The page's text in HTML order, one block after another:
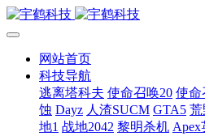
网站首页
科技导航
逃离塔科夫 使命召唤20 使命
蚀 Dayz 人渣SUCM GTA5 荒
地1 战地2042 黎明杀机 Apex